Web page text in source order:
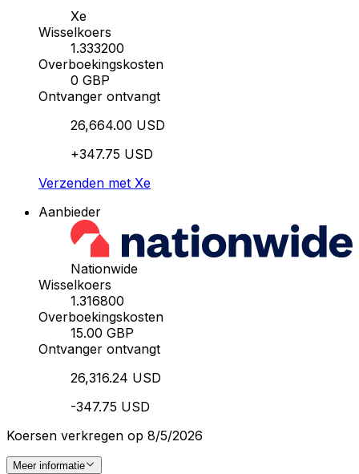
Xe
Wisselkoers
1.333200
Overboekingskosten
0 GBP
Ontvanger ontvangt
26,664.00 USD
+347.75 USD
Verzenden met Xe
Aanbieder
Nationwide
Wisselkoers
1.316800
Overboekingskosten
15.00 GBP
Ontvanger ontvangt
26,316.24 USD
-347.75 USD
Koersen verkregen op 8/5/2026
Meer informatie